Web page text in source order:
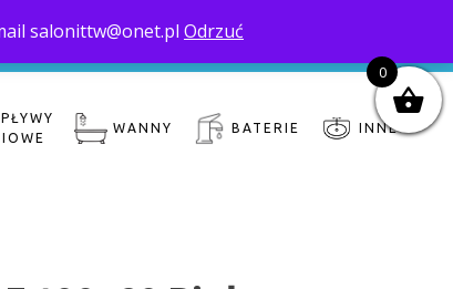
salonittw@onet.pl Odrzuć
Moje konto Zamówienie
WANNY BATERIE INNE
0